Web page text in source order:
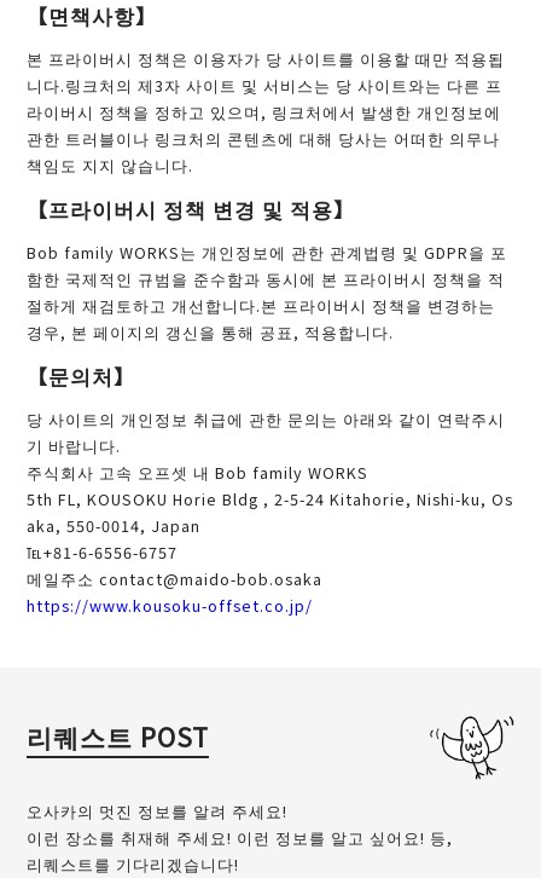
【면책사항】
본 프라이버시 정책은 이용자가 당 사이트를 이용할 때만 적용됩
니다.링크처의 제3자 사이트 및 서비스는 당 사이트와는 다른 프
라이버시 정책을 정하고 있으며, 링크처에서 발생한 개인정보에
관한 트러블이나 링크처의 콘텐츠에 대해 당사는 어떠한 의무나
책임도 지지 않습니다.
【프라이버시 정책 변경 및 적용】
Bob family WORKS는 개인정보에 관한 관계법령 및 GDPR을 포
함한 국제적인 규범을 준수함과 동시에 본 프라이버시 정책을 적
절하게 재검토하고 개선합니다.본 프라이버시 정책을 변경하는
경우, 본 페이지의 갱신을 통해 공표, 적용합니다.
【문의처】
당 사이트의 개인정보 취급에 관한 문의는 아래와 같이 연락주시
기 바랍니다.
주식회사 고속 오프셋 내 Bob family WORKS
5th FL, KOUSOKU Horie Bldg , 2-5-24 Kitahorie, Nishi-ku, Os
aka, 550-0014, Japan
℡+81-6-6556-6757
메일주소 contact@maido-bob.osaka
https://www.kousoku-offset.co.jp/
리퀘스트 POST
오사카의 멋진 정보를 알려 주세요!
이런 장소를 취재해 주세요! 이런 정보를 알고 싶어요! 등,
리퀘스트를 기다리겠습니다!